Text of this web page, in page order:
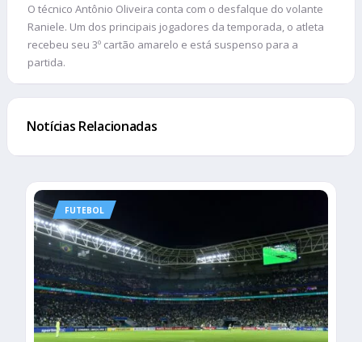
O técnico Antônio Oliveira conta com o desfalque do volante
Raniele. Um dos principais jogadores da temporada, o atleta
recebeu seu 3º cartão amarelo e está suspenso para a
partida.
Notícias Relacionadas
FUTEBOL